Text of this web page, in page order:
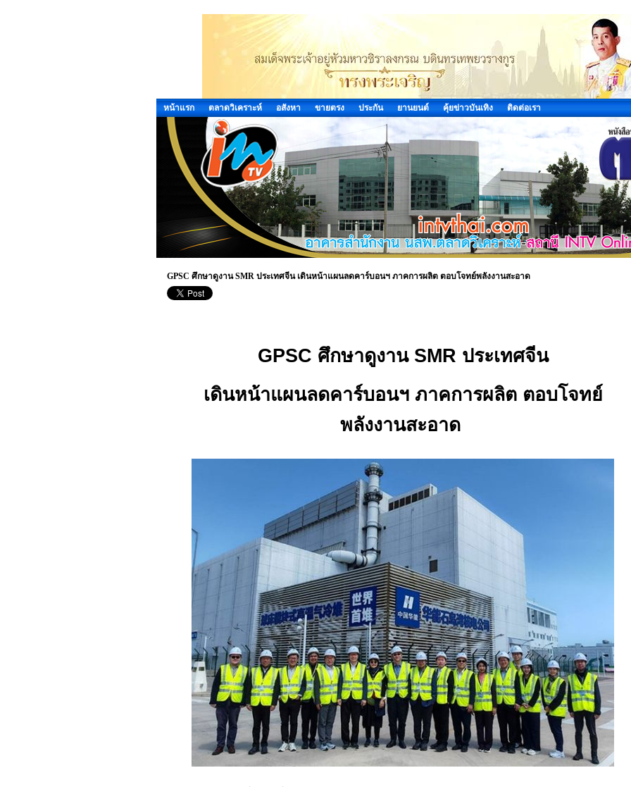
หน้าแรก ตลาดวิเคราะห์ อสังหา ขายตรง ประกัน ยานยนต์ คุ้ยข่าวบันเทิง ติดต่อเรา
GPSC ศึกษาดูงาน SMR ประเทศจีน เดินหน้าแผนลดคาร์บอนฯ ภาคการผลิต ตอบโจทย์พลังงานสะอาด
GPSC ศึกษาดูงาน SMR ประเทศจีน
เดินหน้าแผนลดคาร์บอนฯ ภาคการผลิต ตอบโจทย์
พลังงานสะอาด